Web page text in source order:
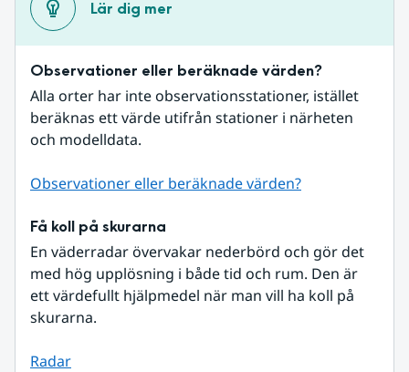
Lär dig mer
Observationer eller beräknade värden?
Alla orter har inte observationsstationer, istället
beräknas ett värde utifrån stationer i närheten
och modelldata.
Observationer eller beräknade värden?
Få koll på skurarna
En väderradar övervakar nederbörd och gör det
med hög upplösning i både tid och rum. Den är
ett värdefullt hjälpmedel när man vill ha koll på
skurarna.
Radar